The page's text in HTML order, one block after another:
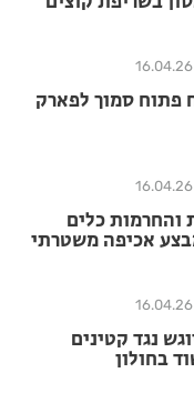
16.04.26
פתוח סמוך לפארק
16.04.26
והחרמות כלים
אכיפה משטרתי
16.04.26
נגד קטינים
בחולון